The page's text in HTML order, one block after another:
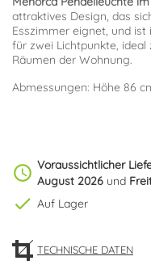
attraktives Design, das
Esszimmer eignet, und ist
für zwei Lichtpunkte,
Räumen der Wohnung.
Abmessungen: Höhe 86
schedule Voraussichtlicher
August 2026 und
check Auf Lager
TECHNISCHE DATEN